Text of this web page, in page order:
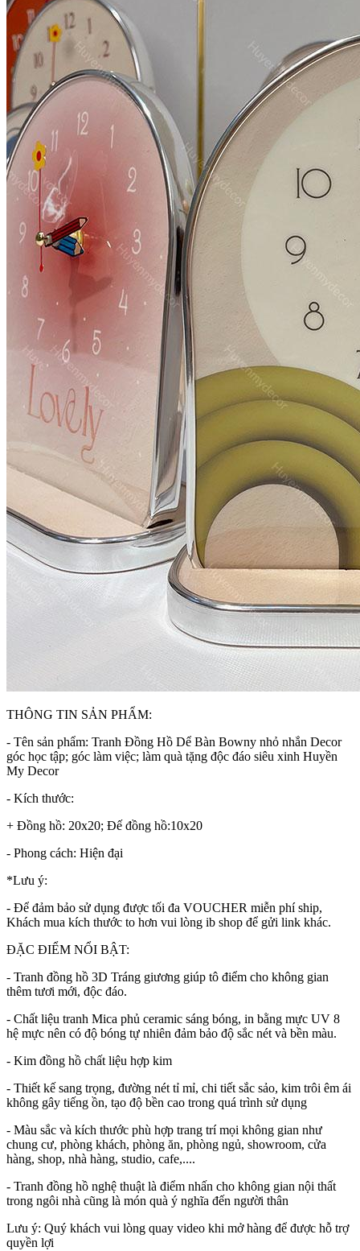
THÔNG TIN SẢN PHẨM:
- Tên sản phẩm: Tranh Đồng Hồ Dể Bàn Bowny nhỏ nhắn Decor
góc học tập; góc làm việc; làm quà tặng độc đáo siêu xinh Huyền
My Decor
- Kích thước:
+ Đồng hồ: 20x20; Đế đồng hồ:10x20
- Phong cách: Hiện đại
*Lưu ý:
- Để đảm bảo sử dụng được tối đa VOUCHER miễn phí ship,
Khách mua kích thước to hơn vui lòng ib shop để gửi link khác.
ĐẶC ĐIỂM NỔI BẬT:
- Tranh đồng hồ 3D Tráng giương giúp tô điểm cho không gian
thêm tươi mới, độc đáo.
- Chất liệu tranh Mica phủ ceramic sáng bóng, in bằng mực UV 8
hệ mực nên có độ bóng tự nhiên đảm bảo độ sắc nét và bền màu.
- Kim đồng hồ chất liệu hợp kim
- Thiết kế sang trọng, đường nét tỉ mỉ, chi tiết sắc sảo, kim trôi êm ái
không gây tiếng ồn, tạo độ bền cao trong quá trình sử dụng
- Màu sắc và kích thước phù hợp trang trí mọi không gian như
chung cư, phòng khách, phòng ăn, phòng ngủ, showroom, cửa
hàng, shop, nhà hàng, studio, cafe,....
- Tranh đồng hồ nghệ thuật là điểm nhấn cho không gian nội thất
trong ngôi nhà cũng là món quà ý nghĩa đến người thân
Lưu ý: Quý khách vui lòng quay video khi mở hàng để được hỗ trợ
quyền lợi